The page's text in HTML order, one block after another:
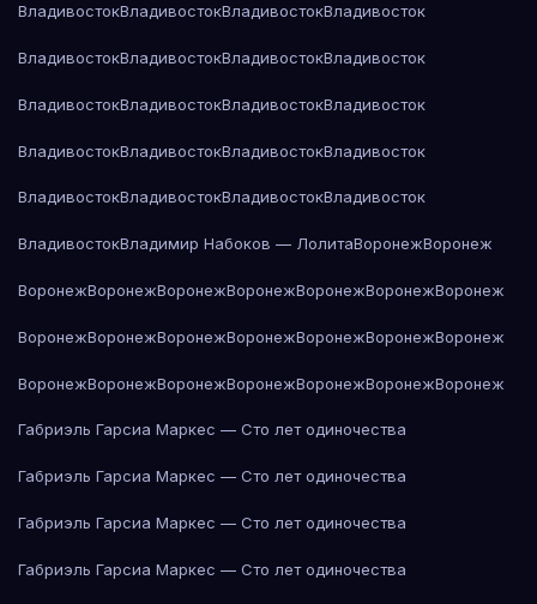
ВладивостокВладивостокВладивостокВладивосток
ВладивостокВладивостокВладивостокВладивосток
ВладивостокВладивостокВладивостокВладивосток
ВладивостокВладивостокВладивостокВладивосток
ВладивостокВладивостокВладивостокВладивосток
ВладивостокВладимир Набоков — ЛолитаВоронежВоронеж
ВоронежВоронежВоронежВоронежВоронежВоронежВоронеж
ВоронежВоронежВоронежВоронежВоронежВоронежВоронеж
ВоронежВоронежВоронежВоронежВоронежВоронежВоронеж
Габриэль Гарсиа Маркес — Сто лет одиночества
Габриэль Гарсиа Маркес — Сто лет одиночества
Габриэль Гарсиа Маркес — Сто лет одиночества
Габриэль Гарсиа Маркес — Сто лет одиночества